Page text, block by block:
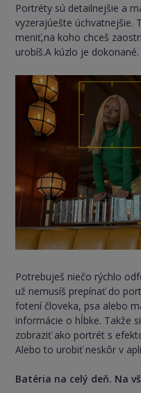
Portréty sú detailnejšie a
vyzerajúešte úchvatnejšie.
meniť,na koho chceš
urobíš.A kúzlo je dokonané.
Potrebuješ niečo rýchlo
už nemusíš prepínať do
fotení človeka, psa alebo
informácie o hĺbke. Takže
zobraziť ako portrét s
Alebo to urobiť neskôr v
Batéria na celý deň. Na